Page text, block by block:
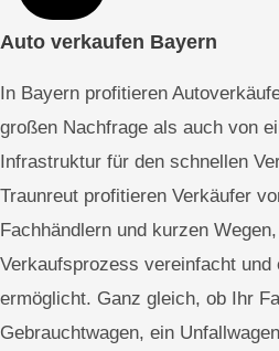
Auto verkaufen Bayern
In Bayern profitieren
großen Nachfrage als auch von
Infrastruktur für den schnellen
Traunreut profitieren Verkäufer
Fachhändlern und kurzen
Verkaufsprozess vereinfacht
ermöglicht. Ganz gleich, ob Ihr
Gebrauchtwagen, ein